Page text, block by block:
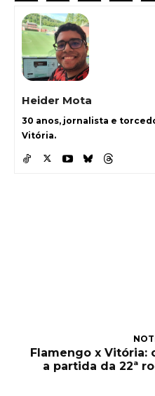
Heider Mota
30 anos, jornalista e
Vitória.
Flamengo x Vitória:
a partida da 22ª